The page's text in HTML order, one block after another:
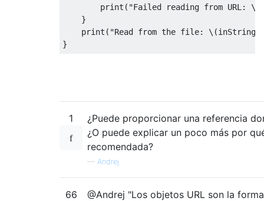
        print
( "Failed reading from URL:
}
    print
( "Read from the file:
}
1
¿Puede proporcionar una referencia
¿O puede explicar un poco más por
recomendada?
— Andrej
66
@Andrej "Los objetos URL son la